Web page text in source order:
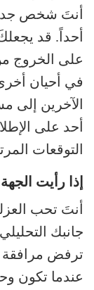
أنتَ شخص جديرُ
أحداً. قد
على الخروج
في أحيان
الآخرين إلى
أحد على
التوقعات
إذا رأيت
أنتَ تحب
جانبك
ترفض مرافقة
عندما تكون